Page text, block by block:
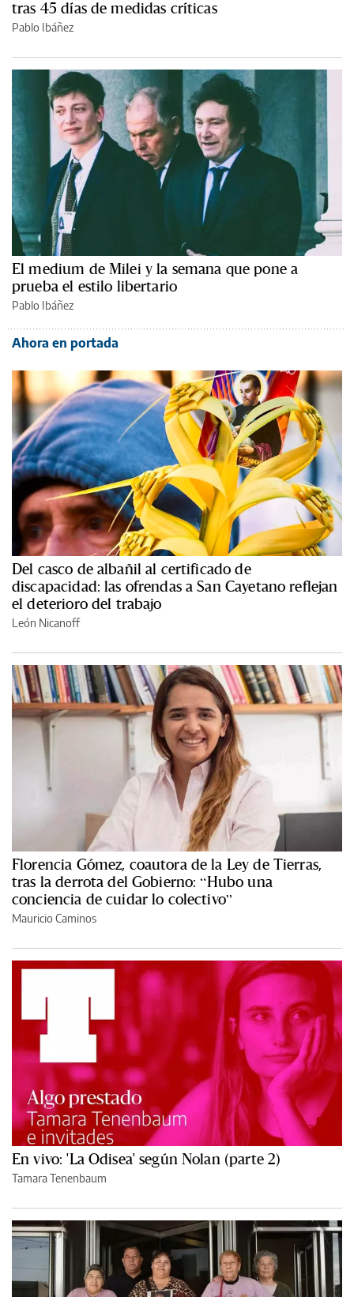
tras 45 días de medidas críticas
Pablo Ibáñez
El medium de Milei y la semana que pone a
prueba el estilo libertario
Pablo Ibáñez
Ahora en portada
Del casco de albañil al certificado de
discapacidad: las ofrendas a San Cayetano reflejan
el deterioro del trabajo
León Nicanoff
Florencia Gómez, coautora de la Ley de Tierras,
tras la derrota del Gobierno: “Hubo una
conciencia de cuidar lo colectivo”
Mauricio Caminos
En vivo: 'La Odisea' según Nolan (parte 2)
Tamara Tenenbaum